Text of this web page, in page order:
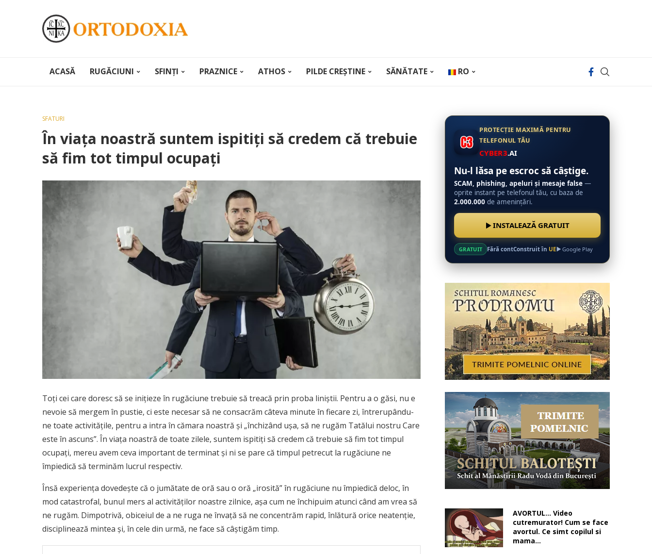
ACASĂ RUGĂCIUNI SFINȚI PRAZNICE ATHOS PILDE CREȘTINE SĂNĂTATE RO
SFATURI
În viaţa noastră suntem ispitiți să credem că trebuie
să fim tot timpul ocupaţi
Toţi cei care doresc să se iniţieze în rugăciune trebuie să treacă prin proba liniştii. Pentru a o găsi, nu e
nevoie să mer­gem în pustie, ci este necesar să ne consacrăm câteva minute în fiecare zi, întrerupându-
ne toate activităţile, pentru a intra în cămara noastră şi „închizând uşa, să ne rugăm Tatălui nostru Care
este în ascuns”. În viaţa noastră de toate zilele, suntem ispitiți să credem că trebuie să fim tot timpul
ocupaţi, mereu avem ceva important de terminat şi ni se pare că timpul pe­trecut la rugăciune ne
împiedică să terminăm lucrul respectiv.
Însă experienţa dovedeşte că o jumătate de oră sau o oră „irosită” în rugăciune nu împiedică deloc, în
mod catastro­fal, bunul mers al activităţilor noastre zilnice, aşa cum ne închipuim atunci când am vrea să
ne rugăm. Dimpotrivă, obiceiul de a ne ruga ne învaţă să ne concentrăm rapid, înlătură orice neatenţie,
disciplinează mintea şi, în cele din urmă, ne face să câştigăm timp.
PROTECȚIE MAXIMĂ PENTRU
TELEFONUL TĂU
CYBER3.AI
Nu-l lăsa pe escroc să câștige.
SCAM, phishing, apeluri și mesaje false —
oprite instant pe telefonul tău, cu baza de
2.000.000 de amenințări.
INSTALEAZĂ GRATUIT
GRATUIT Fără contConstruit în UE Google Play
AVORTUL… Video
cutremurator! Cum se face
avortul. Ce simt copilul si
mama…